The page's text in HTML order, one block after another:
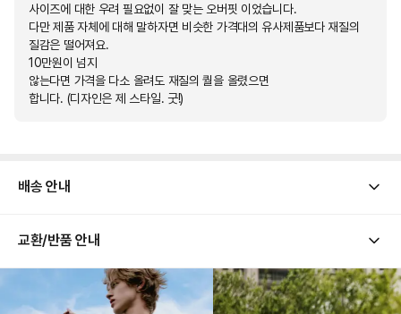
사이즈에 대한 우려 필요없이 잘 맞는 오버핏 이었습니다.
다만 제품 자체에 대해 말하자면 비슷한 가격대의 유사제품보다 재질의
질감은 떨어져요.
10만원이 넘지
않는다면 가격을 다소 올려도 재질의 퀄을 올렸으면
합니다. (디자인은 제 스타일. 굿!)
배송 안내
해당 상품의 배송은 평일 기준 통상적으로 1-2일 소요됩니다.
배송 금액은 모두 댄블에서 부담합니다. 고객님의 배송 부담 금액은 0원입니다.
교환/반품 안내
[ 교환/반품 유의 사항 ]
2026
제일 많
은
콘텐츠